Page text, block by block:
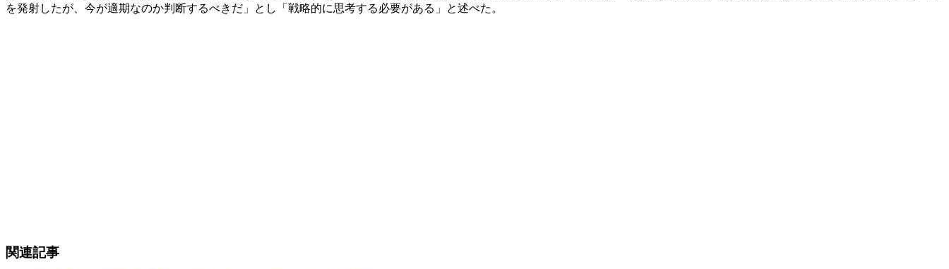
を発射したが、今が適期なのか判断するべきだ」とし「戦略的に思考する必要がある」と述べた。
関連記事